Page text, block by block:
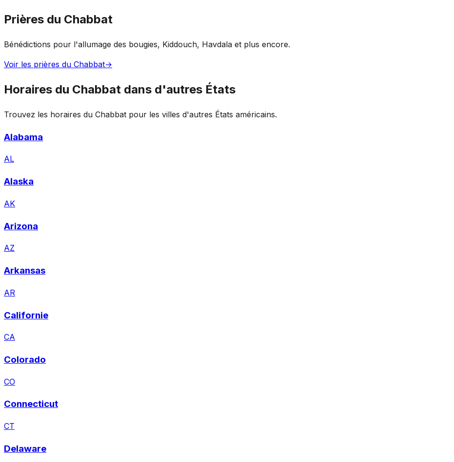
Prières du Chabbat
Bénédictions pour l'allumage des bougies, Kiddouch, Havdala et plus encore.
Voir les prières du Chabbat→
Horaires du Chabbat dans d'autres États
Trouvez les horaires du Chabbat pour les villes d'autres États américains.
Alabama
AL
Alaska
AK
Arizona
AZ
Arkansas
AR
Californie
CA
Colorado
CO
Connecticut
CT
Delaware